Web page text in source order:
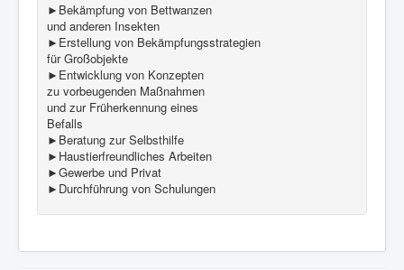
Collembola - Springschwänze
Merkmale:xxx.
Biologie:
xxx.
Verbreitung:xxx.
►Bekämpfung von Bettwanzen
und anderen Insekten
►Erstellung von Bekämpfungsstrategien
für Großobjekte
►Entwicklung von Konzepten
zu vorbeugenden Maßnahmen
und zur Früherkennung eines
Befalls
►Beratung zur Selbsthilfe
►Haustierfreundliches Arbeiten
►Gewerbe und Privat
►Durchführung von Schulungen